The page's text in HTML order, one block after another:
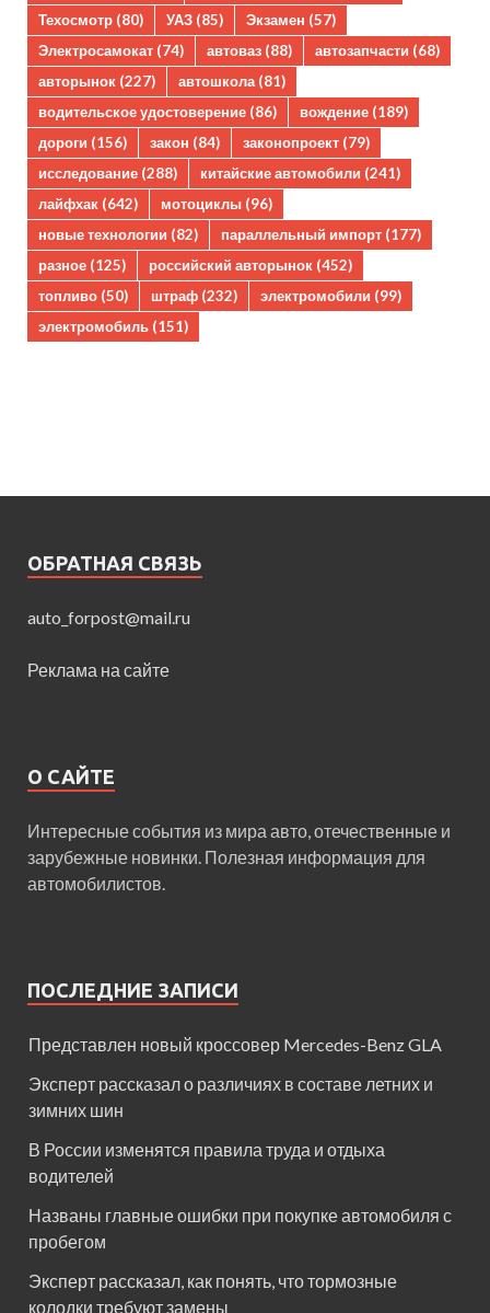
Техосмотр (80) УАЗ (85) Экзамен (57)
Электросамокат (74) автоваз (88) автозапчасти (68)
авторынок (227) автошкола(81)
водительское удостоверение (86) вождение (189)
дороги (156) закон (84) законопроект (79)
исследование (288) китайские автомобили (241)
лайфхак (642) мотоциклы (96)
новые технологии (82) параллельный импорт (177)
разное (125) российский авторынок (452)
топливо (50) штраф (232) электромобили (99)
электромобиль (151)
ОБРАТНАЯ СВЯЗЬ
auto_forpost@mail.ru
Реклама на сайте
О САЙТЕ
Интересные события из мира авто, отечественные и
зарубежные новинки. Полезная информация для
автомобилистов.
ПОСЛЕДНИЕ ЗАПИСИ
Представлен новый кроссовер Mercedes-Benz GLA
Эксперт рассказал о различиях в составе летних и
зимних шин
В России изменятся правила труда и отдыха
водителей
Названы главные ошибки при покупке автомобиля с
пробегом
Эксперт рассказал, как понять, что тормозные
колодки требуют замены